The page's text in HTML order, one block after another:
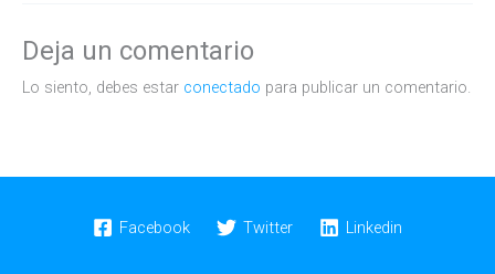
Deja un comentario
Lo siento, debes estar conectado para publicar un comentario.
Facebook Twitter Linkedin